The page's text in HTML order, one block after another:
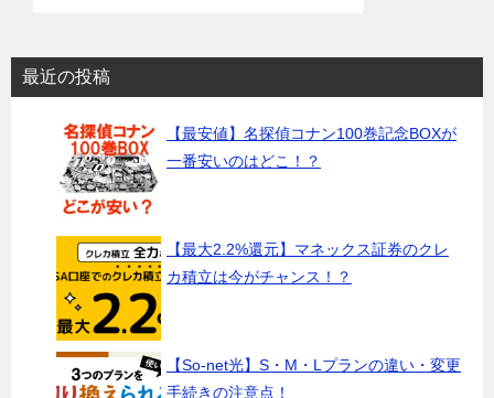
最近の投稿
【最安値】名探偵コナン100巻記念BOXが
一番安いのはどこ！？
【最大2.2%還元】マネックス証券のクレ
カ積立は今がチャンス！？
【So-net光】S・M・Lプランの違い・変更
手続きの注意点！